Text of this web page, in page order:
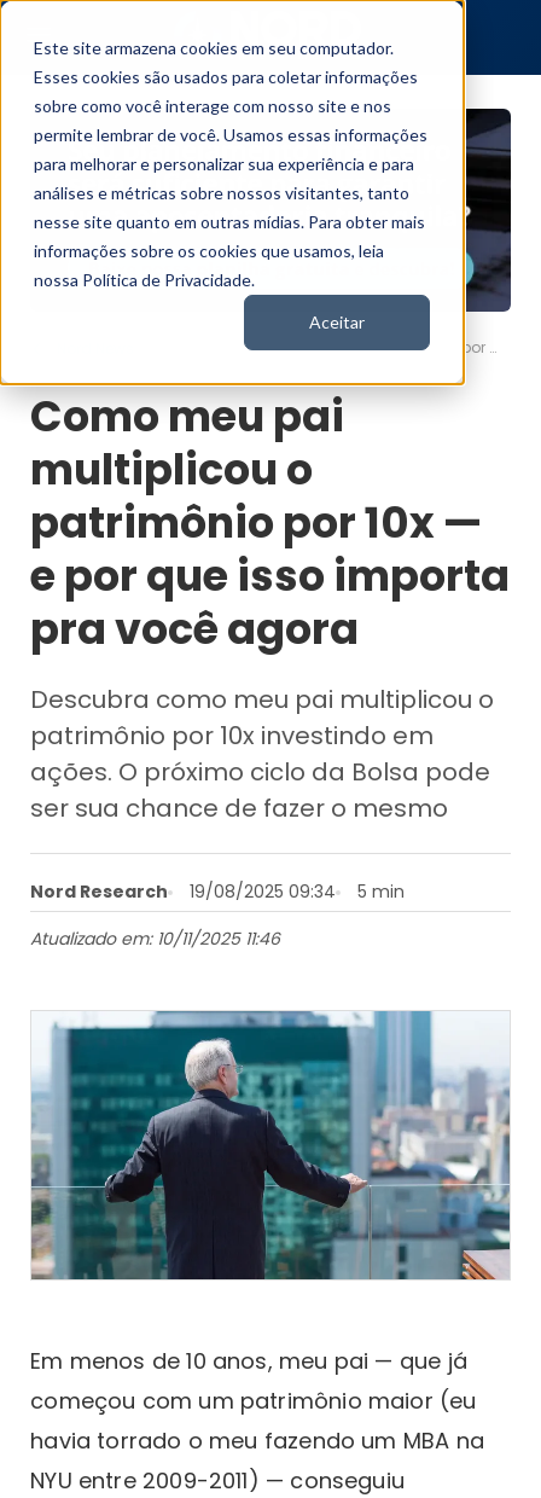
Este site armazena cookies em seu computador.
Esses cookies são usados para coletar informações
sobre como você interage com nosso site e nos
permite lembrar de você. Usamos essas informações
para melhorar e personalizar sua experiência e para
análises e métricas sobre nossos visitantes, tanto
nesse site quanto em outras mídias. Para obter mais
informações sobre os cookies que usamos, leia
nossa Política de Privacidade.
Aceitar
Como meu pai multiplicou o patrimônio por 10x — e por que isso importa pra você agora
Como meu pai
multiplicou o
patrimônio por 10x —
e por que isso importa
pra você agora
Descubra como meu pai multiplicou o
patrimônio por 10x investindo em
ações. O próximo ciclo da Bolsa pode
ser sua chance de fazer o mesmo
Nord Research 19/08/2025 09:34
5 min
Atualizado em: 10/11/2025 11:46
Em menos de 10 anos, meu pai — que já
começou com um patrimônio maior (eu
havia torrado o meu fazendo um MBA na
NYU entre 2009-2011) — conseguiu